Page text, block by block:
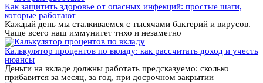
Как защитить здоровье от опасных инфекций: простые шаги,
которые работают
Каждый день мы сталкиваемся с тысячами бактерий и вирусов.
Чаще всего наш иммунитет тихо и незаметно
Калькулятор процентов по вкладу: как рассчитать доход и учесть
нюансы
Деньги на вкладе должны работать предсказуемо: сколько
прибавится за месяц, за год, при досрочном закрытии